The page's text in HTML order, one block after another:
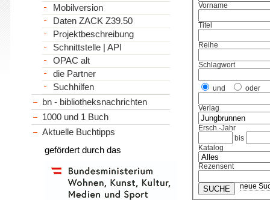
Vorname
Titel
Reihe
Schlagwort
und oder
Verlag
Ersch.-Jahr
bis
Katalog
Rezensent
neue
Mobilversion
Daten ZACK Z39.50
Projektbeschreibung
Schnittstelle | API
OPAC alt
die Partner
Suchhilfen
bn - bibliotheksnachrichten
1000 und 1 Buch
Aktuelle Buchtipps
gefördert durch das